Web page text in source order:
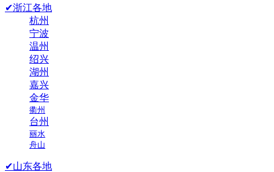
✔浙江各地
杭州
宁波
温州
绍兴
湖州
嘉兴
金华
衢州
台州
丽水
舟山
✔山东各地